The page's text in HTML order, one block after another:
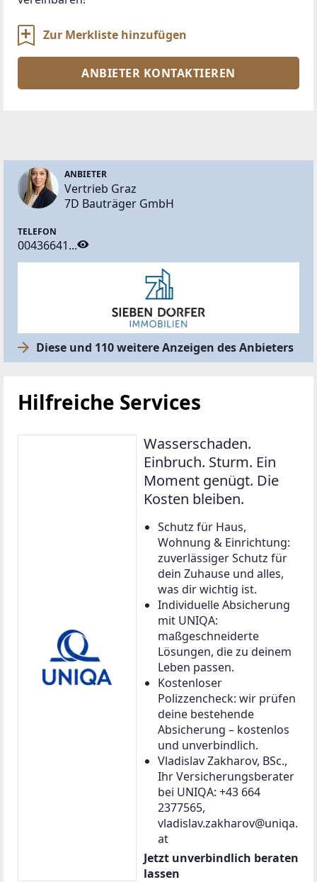
Zur Merkliste hinzufügen
ANBIETER KONTAKTIEREN
ANBIETER
Vertrieb Graz
7D Bauträger GmbH
TELEFON
00436641...
Diese und 110 weitere Anzeigen des Anbieters
Hilfreiche Services
Wasserschaden.
Einbruch. Sturm. Ein
Moment genügt. Die
Kosten bleiben.
Schutz für Haus,
Wohnung & Einrichtung:
zuverlässiger Schutz für
dein Zuhause und alles,
was dir wichtig ist.
Individuelle Absicherung
mit UNIQA:
maßgeschneiderte
Lösungen, die zu deinem
Leben passen.
Kostenloser
Polizzencheck: wir prüfen
deine bestehende
Absicherung – kostenlos
und unverbindlich.
Vladislav Zakharov, BSc.,
Ihr Versicherungsberater
bei UNIQA: +43 664
2377565,
vladislav.zakharov@uniqa.
at
Jetzt unverbindlich beraten
lassen